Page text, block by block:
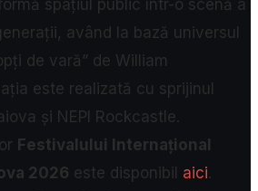
spațiul public într-o scenă a
având la bază universul
de vară” de William
este realizată cu sprijinul
și NEPI Rockcastle.
Festivalului Internațional
2026 este disponibil aici.